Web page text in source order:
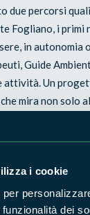
i cookie
dei
due percorsi
Fogliano, i primi
in autonomia
Guide
attività. Un
mira non solo
molto
suggestiva sede